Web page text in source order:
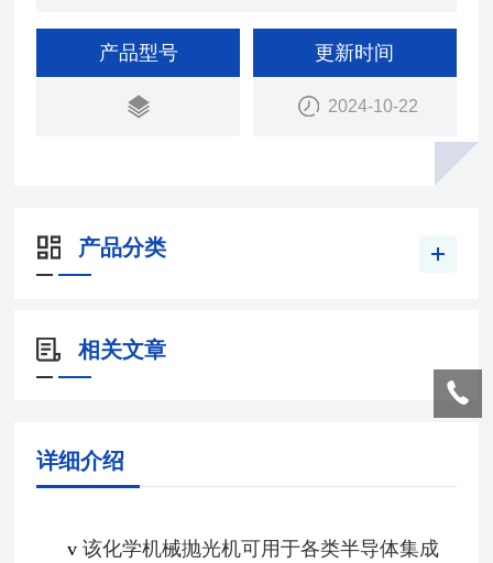
产品型号 更新时间
2024-10-22
产品分类
相关文章
详细介绍
v该化学机械抛光机可用于各类半导体集成